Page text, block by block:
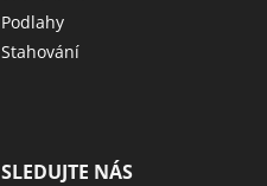
Podlahy
Stahování
SLEDUJTE NÁS